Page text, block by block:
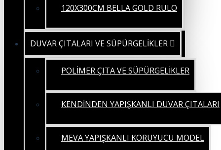
120X300CM BELLA GOLD RULO
DUVAR ÇITALARI VE SÜPÜRGELİKLER
POLİMER ÇITA VE SÜPÜRGELİKLER
KENDİNDEN YAPIŞKANLI DUVAR ÇITALARI
MEVA YAPIŞKANLI KORUYUCU MODEL